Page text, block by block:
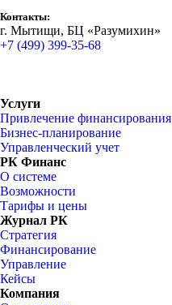
Контакты:
г. Мытищи, БЦ «Разумихин»
+7 (499) 399-35-68
Услуги
Привлечение финансирования
Бизнес-планирование
Управленческий учет
РК Финанс
О системе
Возможности
Тарифы и цены
Журнал РК
Стратегия
Финансирование
Управление
Кейсы
Компания